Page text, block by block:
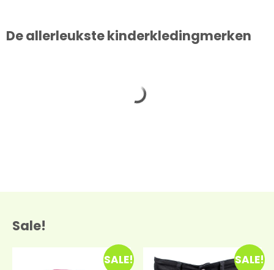
De allerleukste kinderkledingmerken
Sale!
SALE! SALE!